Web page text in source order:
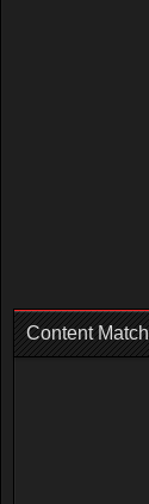
Content Match